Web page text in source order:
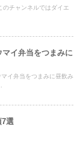
のチャンネルではダイエ
マイ弁当をつまみに
イ弁当をつまみに昼飲み
選